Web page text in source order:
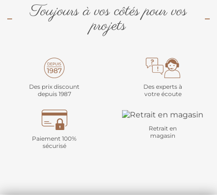
Toujours à vos côtés pour vos
projets
Des prix discount
depuis 1987
Des experts à
votre écoute
Paiement 100%
sécurisé
Retrait en
magasin